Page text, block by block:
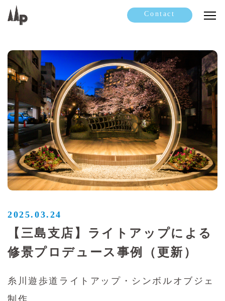
Contact
2025.03.24
【三島支店】ライトアップによる
修景プロデュース事例（更新）
糸川遊歩道ライトアップ・シンボルオブジェ
制作